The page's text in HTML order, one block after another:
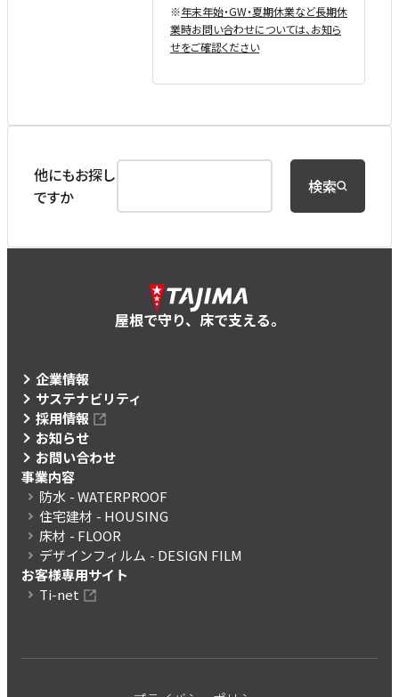
※年末年始・GW・夏期休業など⻑期休
業時お問い合わせについては、お知ら
せをご確認ください
他にもお探し
ですか
検索
屋根で守り、床で支える。
企業情報
サステナビリティ
採用情報
お知らせ
お問い合わせ
事業内容
防水 - WATERPROOF
住宅建材 - HOUSING
床材 - FLOOR
デザインフィルム - DESIGN FILM
お客様専用サイト
Ti-net